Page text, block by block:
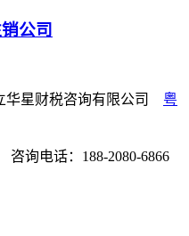
公司
华星财税咨询有限公司 粤
询电话：188-2080-6866